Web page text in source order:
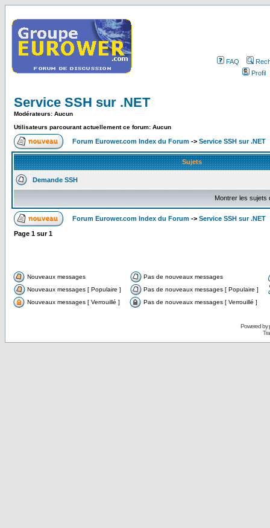
FAQ
Profil
Service SSH sur .NET
Modérateurs: Aucun
Utilisateurs parcourant actuellement ce forum: Aucun
Forum Eurower.com Index du Forum -> Service SSH sur .NET
Sujets
Demande SSH
Montrer les sujets
Forum Eurower.com Index du Forum -> Service SSH sur .NET
Page 1 sur1
Nouveaux messages
Pas de nouveaux messages
Nouveaux messages [ Populaire ]
Pas de nouveaux messages [ Populaire ]
Nouveaux messages [ Verrouillé ]
Pas de nouveaux messages [ Verrouillé ]
Powered by